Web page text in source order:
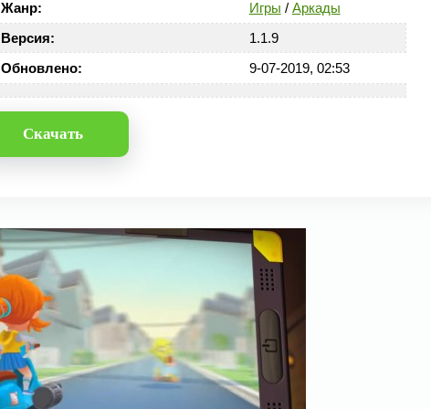
Жанр: Игры / Аркады
Версия:
1.1.9
Обновлено:
9-07-2019, 02:53
Скачать